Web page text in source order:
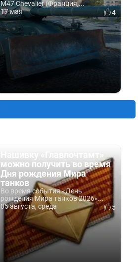
M47 Chevalier (Франция,...
17 мая
4
Нашивку «Главпочтамт»
можно получить во время
Дня рождения Мира
танков
Во время события «День
рождения Мира танков 2026»...
05 августа, среда
5